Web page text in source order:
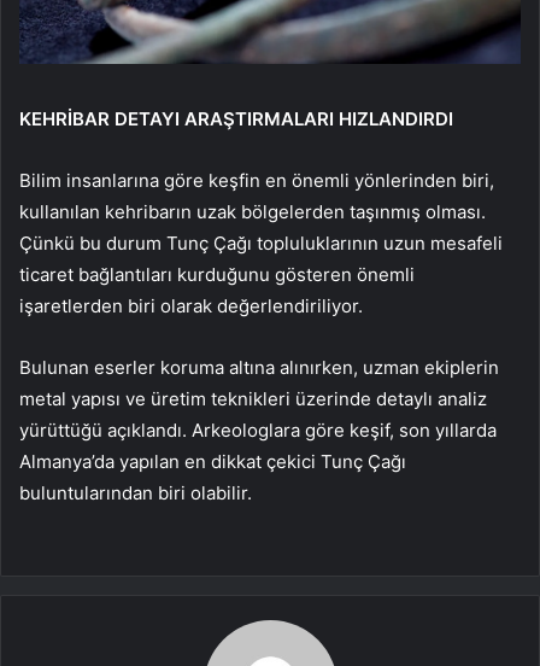
KEHRİBAR DETAYI ARAŞTIRMALARI HIZLANDIRDI
Bilim insanlarına göre keşfin en önemli yönlerinden biri,
kullanılan kehribarın uzak bölgelerden taşınmış olması.
Çünkü bu durum Tunç Çağı topluluklarının uzun mesafeli
ticaret bağlantıları kurduğunu gösteren önemli
işaretlerden biri olarak değerlendiriliyor.
Bulunan eserler koruma altına alınırken, uzman ekiplerin
metal yapısı ve üretim teknikleri üzerinde detaylı analiz
yürüttüğü açıklandı. Arkeologlara göre keşif, son yıllarda
Almanya’da yapılan en dikkat çekici Tunç Çağı
buluntularından biri olabilir.